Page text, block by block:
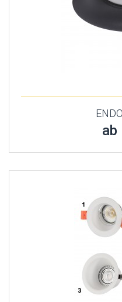
ab